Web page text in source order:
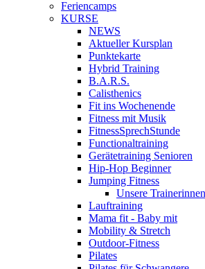
Feriencamps
KURSE
NEWS
Aktueller Kursplan
Punktekarte
Hybrid Training
B.A.R.S.
Calisthenics
Fit ins Wochenende
Fitness mit Musik
FitnessSprechStunde
Functionaltraining
Gerätetraining Senioren
Hip-Hop Beginner
Jumping Fitness
Unsere Trainerinnen
Lauftraining
Mama fit - Baby mit
Mobility & Stretch
Outdoor-Fitness
Pilates